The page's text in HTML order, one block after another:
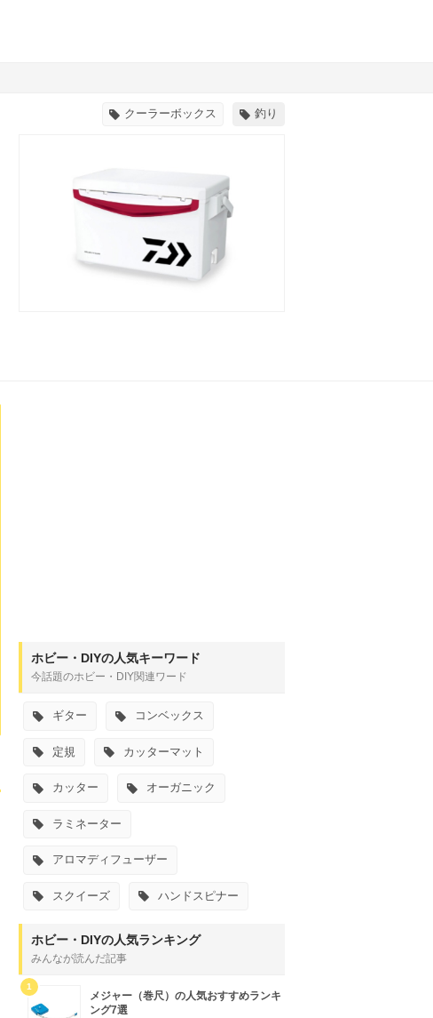
クーラーボックス 釣り
ホビー・DIYの人気キーワード
今話題のホビー・DIY関連ワード
ギター コンベックス
定規 カッターマット
カッター オーガニック
ラミネーター
アロマディフューザー
スクイーズ ハンドスピナー
ホビー・DIYの人気ランキング
みんなが読んだ記事
1
メジャー（巻尺）の人気おすすめランキ
ング7選